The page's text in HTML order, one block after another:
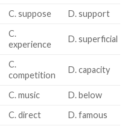
C. suppose D. support
C.
experience
D. superficial
C.
competition
D. capacity
C. music
D. below
C. direct
D. famous